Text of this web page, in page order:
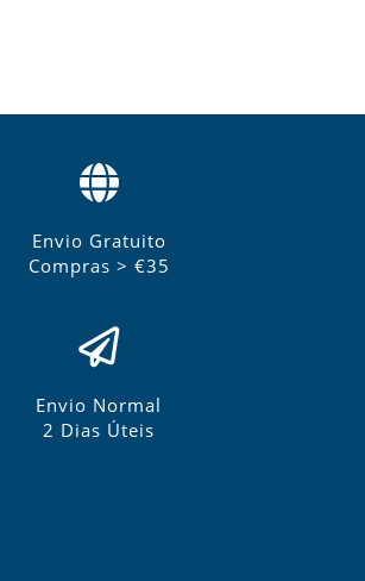
Envio Gratuito
Compras > €35
Envio Normal
2 Dias Úteis